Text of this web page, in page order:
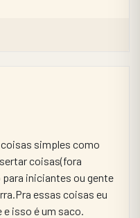
simples como
coisas(fora
iniciantes ou gente
essas coisas eu
isso é um saco.